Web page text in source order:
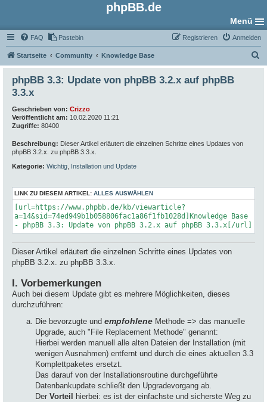
phpBB.de
Menü
FAQ Pastebin Anmelden
Registrieren
Startseite Community Knowledge Base
u
phpBB 3.3: Update von phpBB 3.2.x auf phpBB
3.3.x
Geschrieben von: Crizzo
Veröffentlicht am: 10.02.2020 11:21
Zugriffe: 80400
Beschreibung: Dieser Artikel erläutert die einzelnen Schritte eines Updates von
phpBB 3.2.x. zu phpBB 3.3.x.
Kategorie: Wichtig Installation und Update
LINK ZU DIESEM ARTIKEL: ALLES AUSWÄHLEN
[url=https://www.phpbb.de/kb/viewarticle?
a=14&sid=74ed949b1b058806fac1a86f1fb1028d]Knowledge Base
- phpBB 3.3: Update von phpBB 3.2.x auf phpBB 3.3.x[/url]
Dieser Artikel erläutert die einzelnen Schritte eines Updates von
phpBB 3.2.x. zu phpBB 3.3.x.
I. Vorbemerkungen
Auch bei diesem Update gibt es mehrere Möglichkeiten, dieses
durchzuführen:
Die bevorzugte und empfohlene Methode => das manuelle
Upgrade, auch "File Replacement Methode" genannt:
Hierbei werden manuell alle alten Dateien der Installation (mit
wenigen Ausnahmen) entfernt und durch die eines aktuellen 3.3
Komplettpaketes ersetzt.
Das darauf von der Installationsroutine durchgeführte
Datenbankupdate schließt den Upgradevorgang ab.
Der Vorteil
hierbei: es ist der einfachste und sicherste Weg zu